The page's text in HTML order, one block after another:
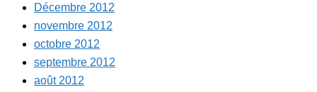
Décembre 2012
novembre 2012
octobre 2012
septembre 2012
août 2012